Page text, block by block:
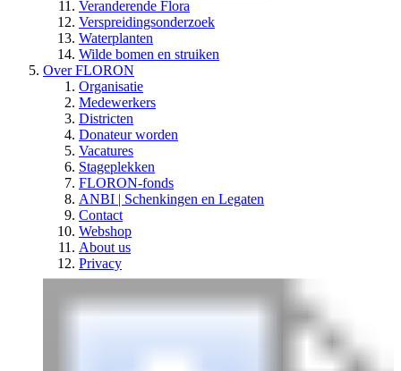
Veranderende Flora
Verspreidingsonderzoek
Waterplanten
Wilde bomen en struiken
Over FLORON
Organisatie
Medewerkers
Districten
Donateur worden
Vacatures
Stageplekken
FLORON-fonds
ANBI | Schenkingen en Legaten
Contact
Webshop
About us
Privacy